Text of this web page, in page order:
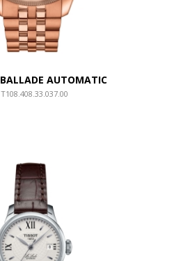
BALLADE AUTOMATIC
T108.408.33.037.00